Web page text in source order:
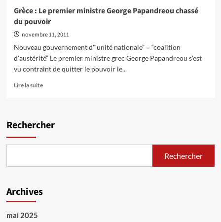
Grèce : Le premier ministre George Papandreou chassé
du pouvoir
novembre 11, 2011
Nouveau gouvernement d'“unité nationale” = “coalition
d'austérité” Le premier ministre grec George Papandreou s'est
vu contraint de quitter le pouvoir le...
Lire la suiteEn
Grèce
:
George
du
Rechercher
Rechercher
Archives
mai 2025